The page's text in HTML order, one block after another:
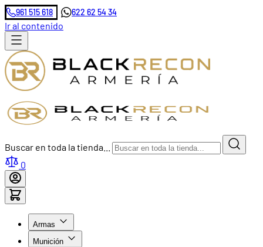
961 515 618 622 62 54 34
Ir al contenido
Buscar en toda la tienda...
0
Armas
Munición